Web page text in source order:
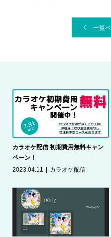
一覧
カラオケ配信 初期費用無料キャン
ペーン！
2023.04.11
カラオケ配信